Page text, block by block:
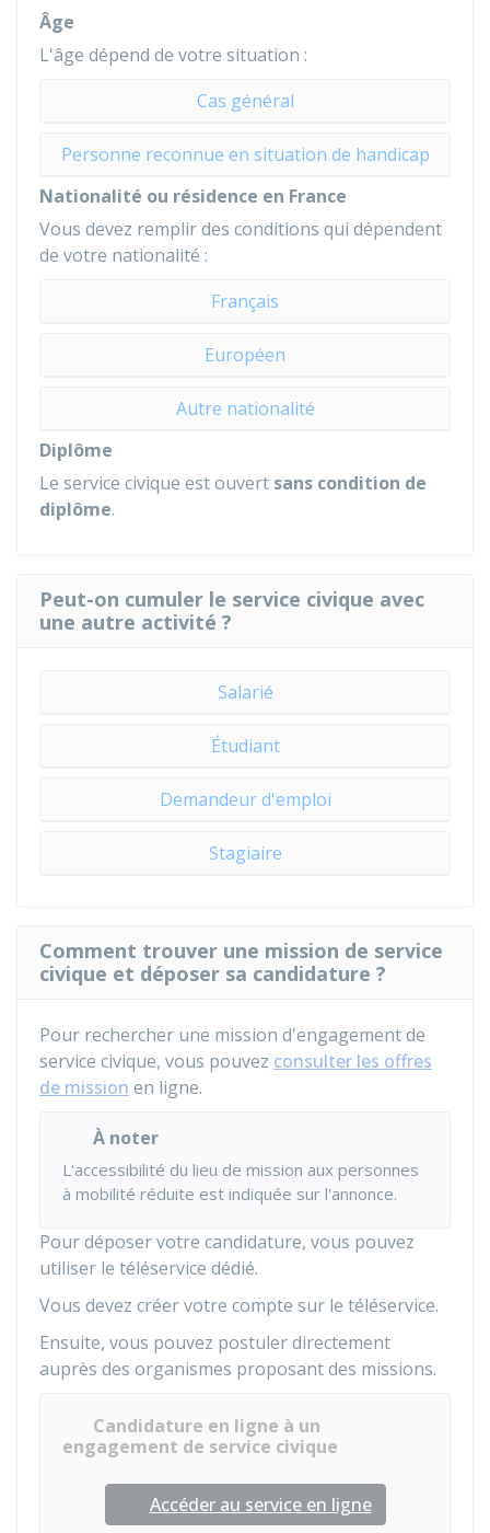
Âge
L'âge dépend de votre situation :
Cas général
Personne reconnue en situation de handicap
Nationalité ou résidence en France
Vous devez remplir des conditions qui dépendent
de votre nationalité :
Français
Européen
Autre nationalité
Diplôme
Le service civique est ouvert sans condition de
diplôme.
Peut-on cumuler le service civique avec
une autre activité ?
Salarié
Étudiant
Demandeur d'emploi
Stagiaire
Comment trouver une mission de service
civique et déposer sa candidature ?
Pour rechercher une mission d'engagement de
service civique, vous pouvez consulter les offres
de mission en ligne.
À noter
L'accessibilité du lieu de mission aux personnes
à mobilité réduite est indiquée sur l'annonce.
Pour déposer votre candidature, vous pouvez
utiliser le téléservice dédié.
Vous devez créer votre compte sur le téléservice.
Ensuite, vous pouvez postuler directement
auprès des organismes proposant des missions.
Candidature en ligne à un
engagement de service civique
Accéder au service en ligne